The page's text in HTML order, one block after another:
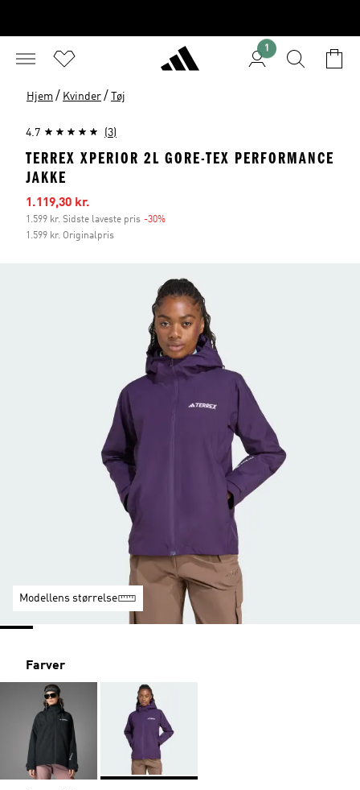
1
Hjem / Kvinder / Tøj
4.7 (3)
TERREX XPERIOR 2L GORE-TEX PERFORMANCE
JAKKE
Udsalgspris
1.119,30 kr.
1.599 kr. Sidste laveste pris -30%
1.599 kr. Originalpris
Modellens størrelse
Farver